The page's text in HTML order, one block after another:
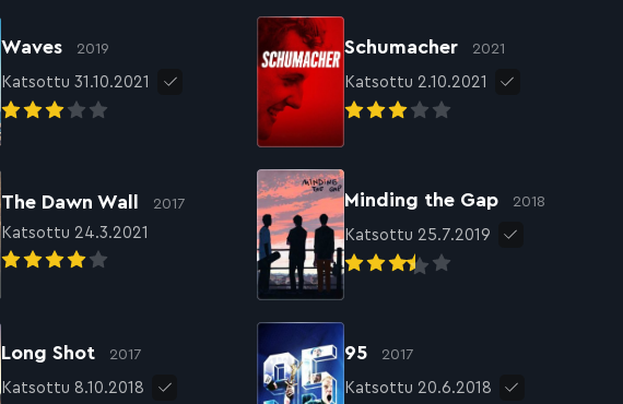
Waves 2019
Katsottu 31.10.2021
Schumacher 2021
Katsottu 2.10.2021
The Dawn Wall 2017
Katsottu 24.3.2021
Minding the Gap 2018
Katsottu 25.7.2019
Long Shot 2017
Katsottu 8.10.2018
95 2017
Katsottu 20.6.2018